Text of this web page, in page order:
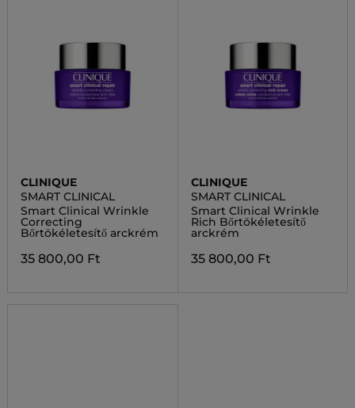
CLINIQUE
SMART CLINICAL
Smart Clinical Wrinkle
Correcting
Bőrtökéletesítő arckrém
35 800,00 Ft
CLINIQUE
SMART CLINICAL
Smart Clinical Wrinkle
Rich Bőrtökéletesítő
arckrém
35 800,00 Ft